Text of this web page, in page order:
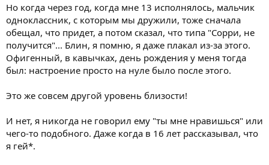
Но когда через год, когда мне 13 исполнялось, мальчик
одноклассник, с которым мы дружили, тоже сначала
обещал, что придет, а потом сказал, что типа "Сорри, не
получится"... Блин, я помню, я даже плакал из-за этого.
Офигенный, в кавычках, день рождения у меня тогда
был: настроение просто на нуле было после этого.
Это же совсем другой уровень близости!
И нет, я никогда не говорил ему "ты мне нравишься" или
чего-то подобного. Даже когда в 16 лет рассказывал, что
я гей*.